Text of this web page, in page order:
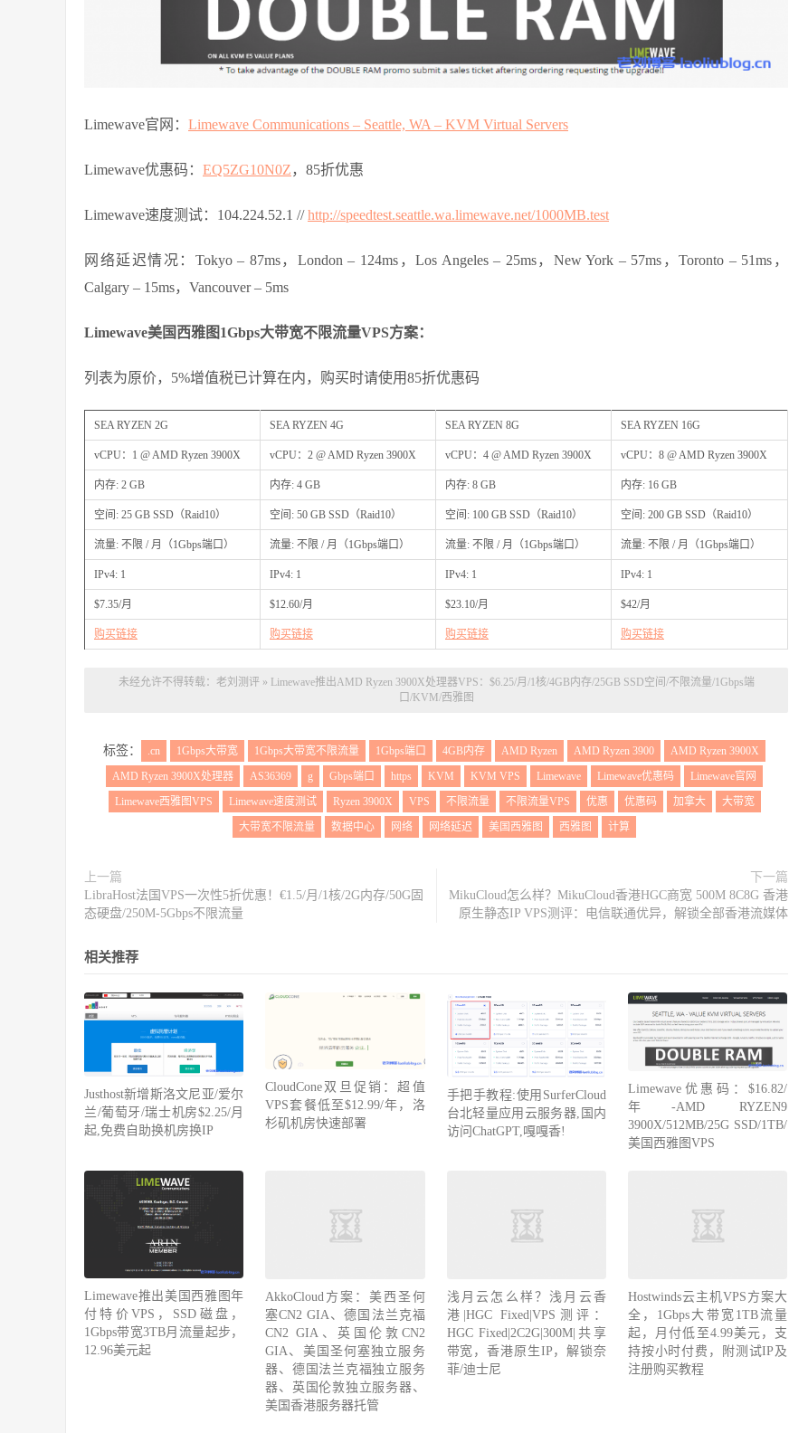
Limewave官网： Limewave Communications – Seattle, WA – KVM Virtual Servers
Limewave优惠码： EQ5ZG10N0Z，85折优惠
Limewave速度测试：104.224.52.1 //http://speedtest.seattle.wa.limewave.net/1000MB.test
网络延迟情况：Tokyo – 87ms，London – 124ms，Los Angeles – 25ms，New York – 57ms，Toronto – 51ms，
Calgary – 15ms，Vancouver – 5ms
Limewave美国西雅图1Gbps大带宽不限流量VPS方案：
列表为原价，5%增值税已计算在内，购买时请使用85折优惠码
SEA RYZEN 2G SEA RYZEN 4G SEA RYZEN 8G SEA RYZEN 16G
vCPU：1 @ AMD Ryzen 3900X vCPU：2 @ AMD Ryzen 3900X vCPU：4 @ AMD Ryzen 3900X vCPU：8 @ AMD Ryzen 3900X
内存: 2 GB 内存: 4 GB 内存: 8 GB 内存: 16 GB
空间: 25 GB SSD（Raid10） 空间: 50 GB SSD（Raid10） 空间: 100 GB SSD（Raid10） 空间: 200 GB SSD（Raid10）
流量: 不限 / 月（1Gbps端口） 流量: 不限 / 月（1Gbps端口） 流量: 不限 / 月（1Gbps端口） 流量: 不限 / 月（1Gbps端口）
IPv4: 1 IPv4: 1 IPv4: 1 IPv4: 1
$7.35/月 $12.60/月 $23.10/月 $42/月
购买链接 购买链接 购买链接 购买链接
未经允许不得转载： 老刘测评» Limewave推出AMD Ryzen 3900X处理器VPS：$6.25/月/1核/4GB内存/25GB SSD空间/不限流量/1Gbps端
口/KVM/西雅图
标签： .cn 1Gbps大带宽 1Gbps大带宽不限流量 1Gbps端口 4GB内存 AMD Ryzen AMD Ryzen 3900
AMD Ryzen 3900X
AMD Ryzen 3900X处理器
AS36369 g Gbps端口 https KVM KVM VPS Limewave Limewave优惠码
Limewave官网
Limewave西雅图VPS
Limewave速度测试 Ryzen 3900X VPS 不限流量 不限流量VPS 优惠 优惠码 加拿大
大带宽
大带宽不限流量
数据中心 网络 网络延迟 美国西雅图 西雅图 计算
上一篇
LibraHost法国VPS一次性5折优惠！€1.5/月/1核/2G内存/50G固
态硬盘/250M-5Gbps不限流量
下一篇
MikuCloud怎么样？MikuCloud香港HGC商宽 500M 8C8G 香港
原生静态IP VPS测评：电信联通优异，解锁全部香港流媒体
相关推荐
Justhost新增斯洛文尼亚/爱尔
兰/葡萄牙/瑞士机房$2.25/月
起,免费自助换机房换IP
CloudCone双旦促销：超值
VPS套餐低至$12.99/年，洛
杉矶机房快速部署
手把手教程:使用SurferCloud
台北轻量应用云服务器,国内
访问ChatGPT,嘎嘎香!
Limewave优惠码：$16.82/
年-AMD RYZEN9
3900X/512MB/25G SSD/1TB/
美国西雅图VPS
Limewave推出美国西雅图年
付特价VPS，SSD磁盘，
1Gbps带宽3TB月流量起步，
12.96美元起
CN2 GIA、英国伦敦CN2
GIA、美国圣何塞独立服务
器、德国法兰克福独立服务
器、英国伦敦独立服务器、
美国香港服务器托管
浅月云怎么样？浅月云香
港|HGC Fixed|VPS测评：
HGC Fixed|2C2G|300M|共享
带宽，香港原生IP，解锁奈
菲/迪士尼
起，月付低至4.99美元，支
持按小时付费，附测试IP及
注册购买教程